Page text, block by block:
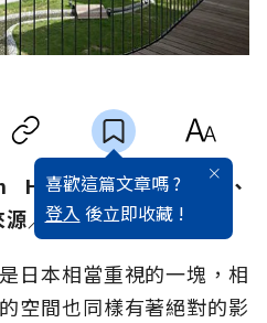
喜歡這篇文章嗎 ?
登入 後立即收藏 !
Hsu；via／A.A.A、
源／Designboom）
日本相當重視的一塊，相
空間也同樣有著絕對的影